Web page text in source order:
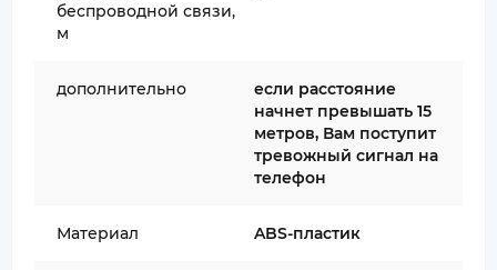
беспроводной связи,
м
дополнительно
если расстояние
начнет превышать 15
метров, Вам поступит
тревожный сигнал на
телефон
Материал ABS-пластик